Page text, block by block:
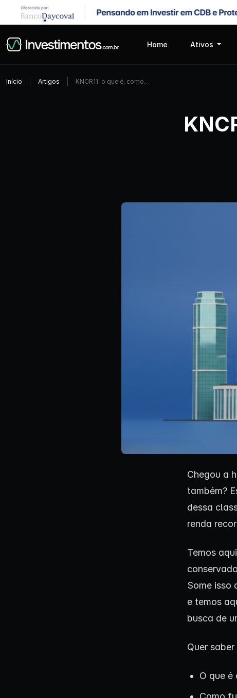
Home Ativos
Início Artigos KNCR11: o que é, como…
Chegou a
também?
dessa
renda
Temos
Some isso
e temos
busca de
Quer
O que é